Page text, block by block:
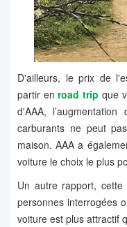
D'ailleurs, le prix de
partir enroad trip que
d'AAA,
carburants ne peut
maison. AAA a
voiture le choix le plus
Un autre rapport,
personnes interrogées
voiture est plus attractif